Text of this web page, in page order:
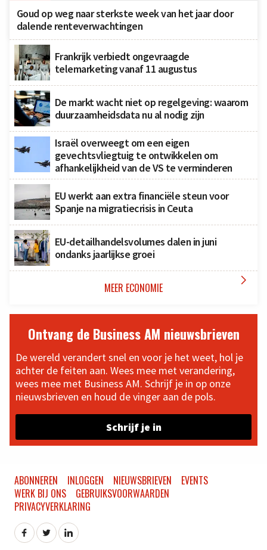
Goud op weg naar sterkste week van het jaar door
dalende renteverwachtingen
Frankrijk verbiedt ongevraagde
telemarketing vanaf 11 augustus
De markt wacht niet op regelgeving: waarom
duurzaamheidsdata nu al nodig zijn
Israël overweegt om een eigen
gevechtsvliegtuig te ontwikkelen om
afhankelijkheid van de VS te verminderen
EU werkt aan extra financiële steun voor
Spanje na migratiecrisis in Ceuta
EU-detailhandelsvolumes dalen in juni
ondanks jaarlijkse groei
MEER ECONOMIE 
Ontvang de Business AM nieuwsbrieven
De wereld verandert snel en voor je het weet, hol je
achter de feiten aan. Wees mee met verandering,
wees mee met Business AM. Schrijf je in op onze
nieuwsbrieven en houd de vinger aan de pols.
Schrijf je in
ABONNEREN INLOGGEN NIEUWSBRIEVEN
EVENTS
WERK BIJ ONS
GEBRUIKSVOORWAARDEN
PRIVACYVERKLARING